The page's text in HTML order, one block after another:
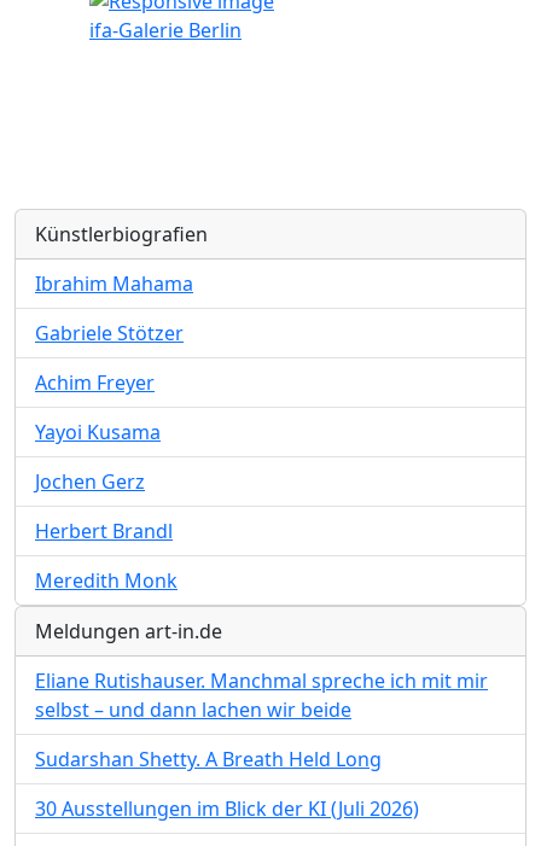
ifa-Galerie Berlin
Künstlerbiografien
Ibrahim Mahama
Gabriele Stötzer
Achim Freyer
Yayoi Kusama
Jochen Gerz
Herbert Brandl
Meredith Monk
Meldungen art-in.de
Eliane Rutishauser. Manchmal spreche ich mit mir
selbst – und dann lachen wir beide
Sudarshan Shetty. A Breath Held Long
30 Ausstellungen im Blick der KI (Juli 2026)